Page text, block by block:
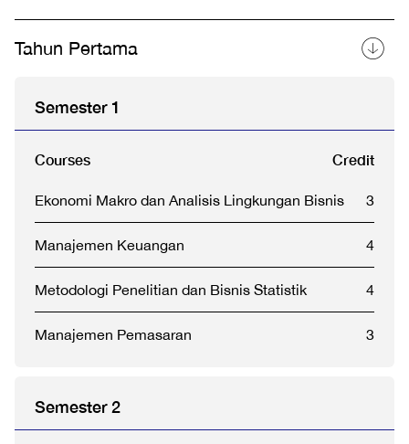
Tahun Pertama
Semester 1
Courses Credit
Ekonomi Makro dan Analisis Lingkungan Bisnis 3
Manajemen Keuangan 4
Metodologi Penelitian dan Bisnis Statistik 4
Manajemen Pemasaran 3
Semester 2